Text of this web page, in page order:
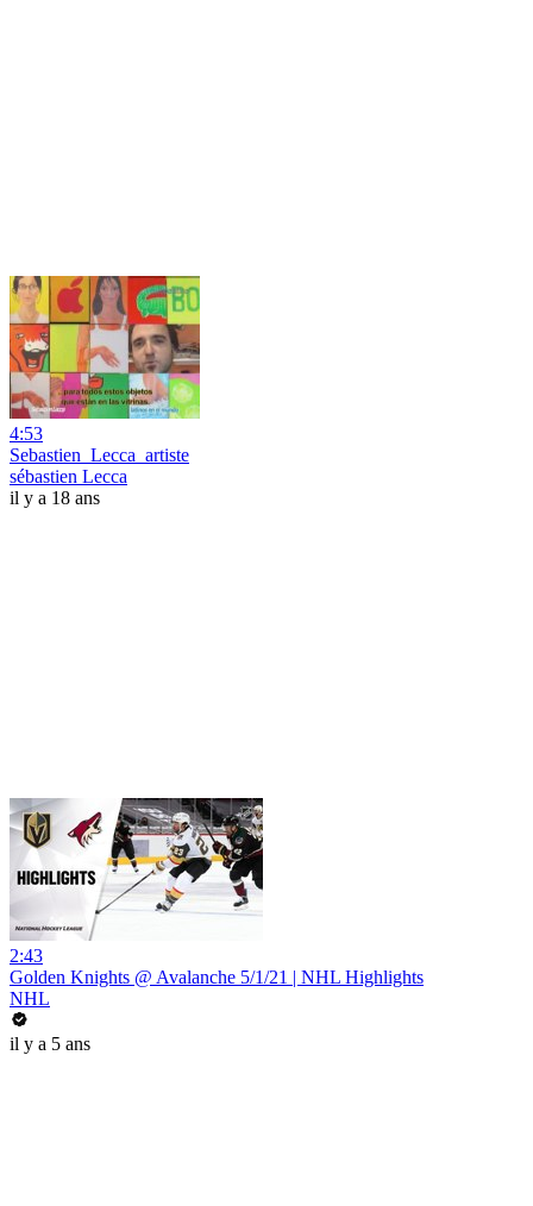
4:53
Sebastien_Lecca_artiste
sébastien Lecca
il y a 18 ans
2:43
Golden Knights @ Avalanche 5/1/21 | NHL Highlights
NHL
il y a 5 ans